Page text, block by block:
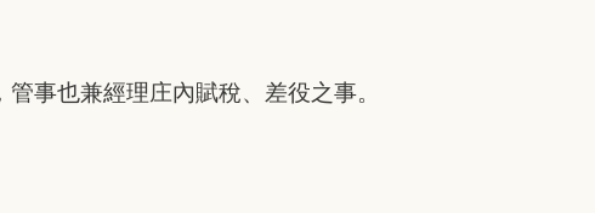
事也兼經理庄內賦稅、差役之事。